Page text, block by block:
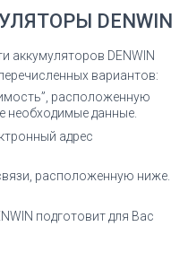
на Ni-Mh аккумуляторы
на Ni-Mh аккумуляторы
DENWIN
аккумуляторов DENWIN
вариантов:
расположенную
необходимые данные.
адрес
расположенную ниже.
подготовит для Вас